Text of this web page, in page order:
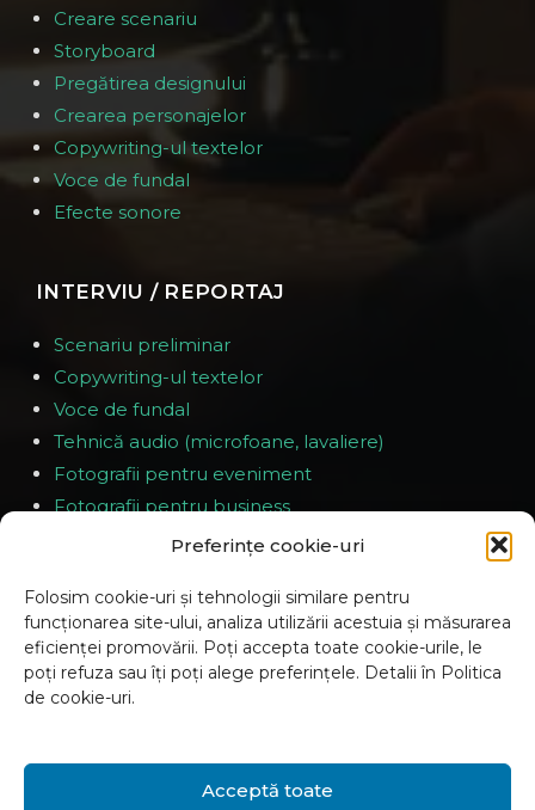
Preferințe cookie-uri
Folosim cookie-uri și tehnologii similare pentru
funcționarea site-ului, analiza utilizării acestuia și măsurarea
eficienței promovării. Poți accepta toate cookie-urile, le
poți refuza sau îți poți alege preferințele. Detalii în Politica
de cookie-uri.
Acceptă toate
Creare scenariu
Storyboard
Pregătirea designului
Crearea personajelor
Copywriting-ul textelor
Voce de fundal
Efecte sonore
INTERVIU / REPORTAJ
Scenariu preliminar
Copywriting-ul textelor
Voce de fundal
Tehnică audio (microfoane, lavaliere)
Fotografii pentru eveniment
Fotografii pentru business
EVENIMENTE
Scenariu preliminar
Prezența pe toată durata evenimentului
Filmare cu 1-4 operatori